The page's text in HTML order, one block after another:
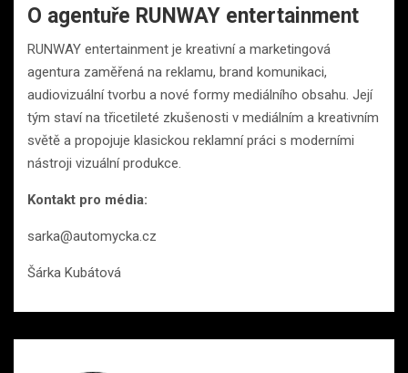
O agentuře RUNWAY entertainment
RUNWAY entertainment je kreativní a marketingová
agentura zaměřená na reklamu, brand komunikaci,
audiovizuální tvorbu a nové formy mediálního obsahu. Její
tým staví na třicetileté zkušenosti v mediálním a kreativním
světě a propojuje klasickou reklamní práci s moderními
nástroji vizuální produkce.
Kontakt pro média:
sarka@automycka.cz
Šárka Kubátová